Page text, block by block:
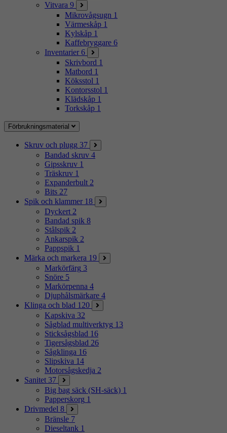
Vitvara 9
Mikrovågsugn 1
Värmeskåp 1
Kylskåp 1
Kaffebryggare 6
Inventarier 6
Skrivbord 1
Matbord 1
Köksstol 1
Kontorsstol 1
Klädskåp 1
Torkskåp 1
Förbrukningsmaterial
Skruv och plugg 37
Bandad skruv 4
Gipsskruv 1
Träskruv 1
Expanderbult 2
Bits 27
Spik och klammer 18
Dyckert 2
Bandad spik 8
Stålspik 2
Ankarspik 2
Pappspik 1
Märka och markera 19
Markörfärg 3
Snöre 5
Markörpenna 4
Djuphålsmärkare 4
Klinga och blad 120
Kapskiva 32
Sågblad multiverktyg 13
Sticksågsblad 16
Tigersågsblad 26
Sågklinga 16
Slipskiva 14
Motorsågskedja 2
Sanitet 37
Big bag säck (SH-säck) 1
Papperskorg 1
Drivmedel 8
Bränsle 7
Dieseltank 1